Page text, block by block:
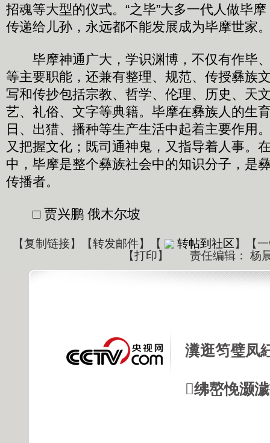
招魂等大型的仪式。“之毕”大多一代人做毕
传递给儿孙，永远都不能发展成为毕摩世家
毕摩神通广大，学识渊博，不仅有作毕
等主要职能，还兼有整理、规范、传授彝族
写和传抄包括宗教、哲学、伦理、历史、天
艺、礼俗、文字等典籍。毕摩在彝族人的生
日、出猎、播种等生产生活中起着主要作用
又把握文化；既司通神鬼，又指导着人事。
中，毕摩是整个彝族社会中的知识分子，是
传播者。
□ 贾兴鹏 俄木尔坡
【复制链接】【转发邮件】 【 转帖到社区】【
【打印】 责任编辑： 杨
瀵逛笉璧凤
绋嶅悗灏